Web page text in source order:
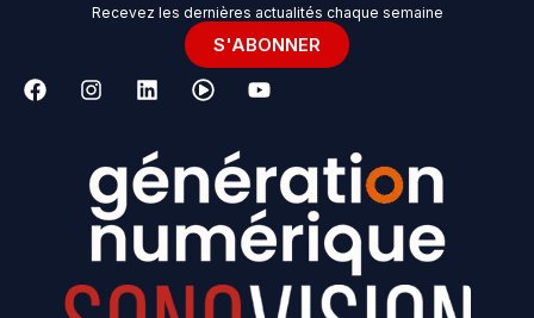
Recevez les dernières actualités chaque semaine
S'ABONNER